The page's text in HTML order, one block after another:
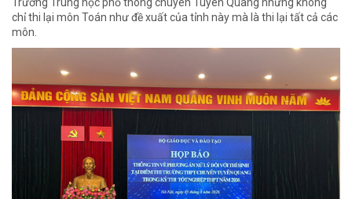
chỉ thi lại môn Toán như đề xuất của tỉnh này mà là thi lại tất cả các
môn.